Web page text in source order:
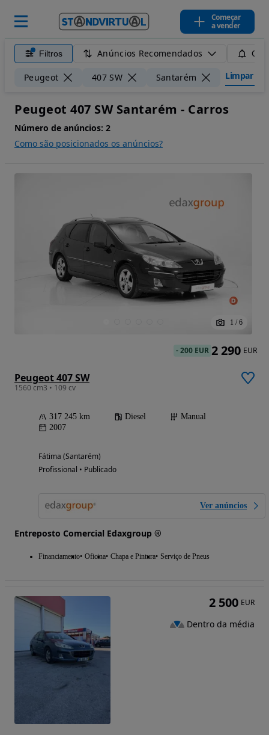
Começar
a vender
Filtros Anúncios Recomendados
Peugeot 407 SW Santarém Limpar
Peugeot 407 SW Santarém - Carros
Número de anúncios: 2
Como são posicionados os anúncios?
1 / 6
Peugeot 407 SW
1560 cm3 • 109 cv
317 245 km Diesel
Manual
2007
Fátima (Santarém)
Profissional • Publicado
Ver anúncios
Entreposto Comercial Edaxgroup ®
Financiamento Oficina Chapa e Pintura Serviço de Pneus
-200 EUR 2 290 EUR
2 500 EUR
Dentro da média